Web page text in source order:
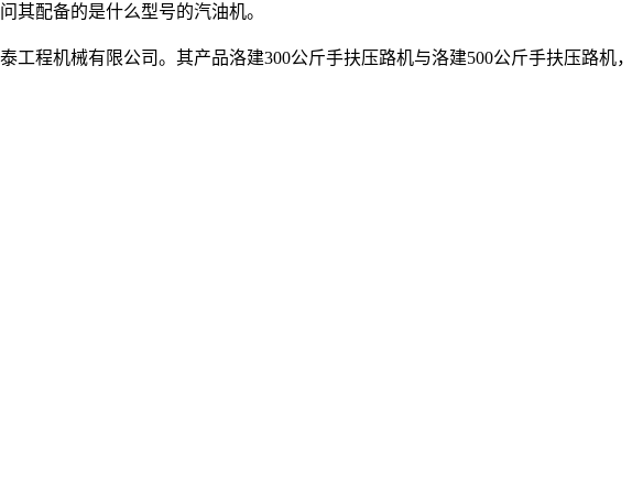
配备的是什么型号的汽油机。
机械有限公司。其产品洛建300公斤手扶压路机与洛建500公斤手扶压路机，